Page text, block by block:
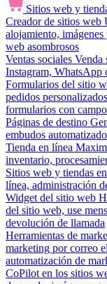
Sitios web y
Creador de sitios web
alojamiento,
web asombrosos
Ventas sociales Venda
Instagram, WhatsApp
Formularios del sitio
pedidos
formularios con
Páginas de destino
embudos
Tienda en línea
inventario,
Sitios web y tiendas
línea, administración
Widget del sitio web
del sitio web, use
devolución de llamada
Herramientas de
marketing por correo
automatización de
CoPilot en los sitios